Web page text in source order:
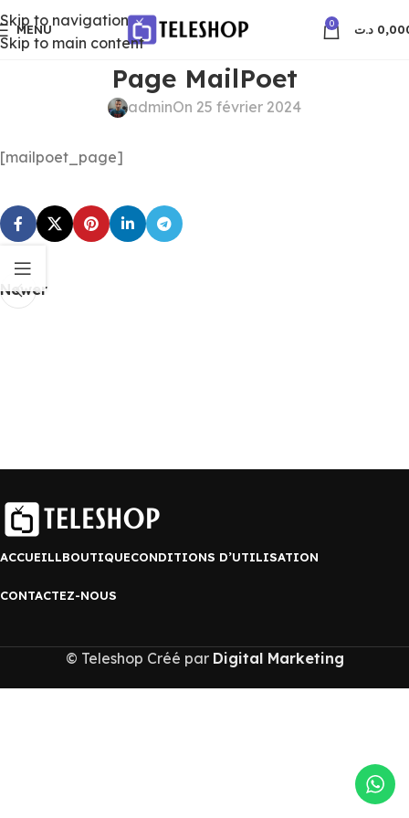
Skip to navigation
Skip to main content
MENU 0 د.ت
Page MailPoet
adminOn 25 février 2024
[mailpoet_page]
Newer
ACCUEILLBOUTIQUECONDITIONS D’UTILISATION
CONTACTEZ-NOUS
© Teleshop Créé par Digital Marketing